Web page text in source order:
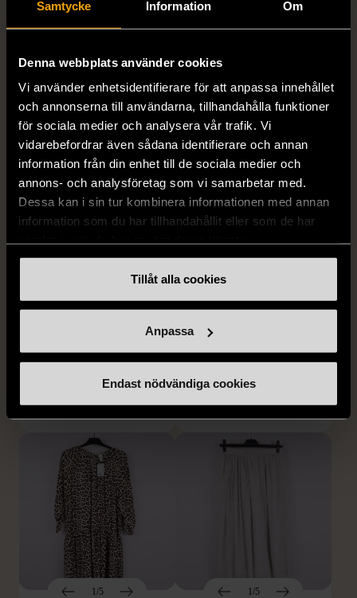
Samtycke Information Om
Denna webbplats använder cookies
Vi använder enhetsidentifierare för att anpassa innehållet
och annonserna till användarna, tillhandahålla funktioner
för sociala medier och analysera vår trafik. Vi
vidarebefordrar även sådana identifierare och annan
information från din enhet till de sociala medier och
annons- och analysföretag som vi samarbetar med.
Dessa kan i sin tur kombinera informationen med annan
information som du har tillhandahållit eller som de har
Tillåt alla cookies
Anpassa
Endast nödvändiga cookies
Gott skick
169 kr
Dyrberg/Kern - Delise -
blomformat hänge
249 kr
Rodebjer - Mönstrad topp
med knappdetalj
M (38-40)
399 kr
1/5
1/5